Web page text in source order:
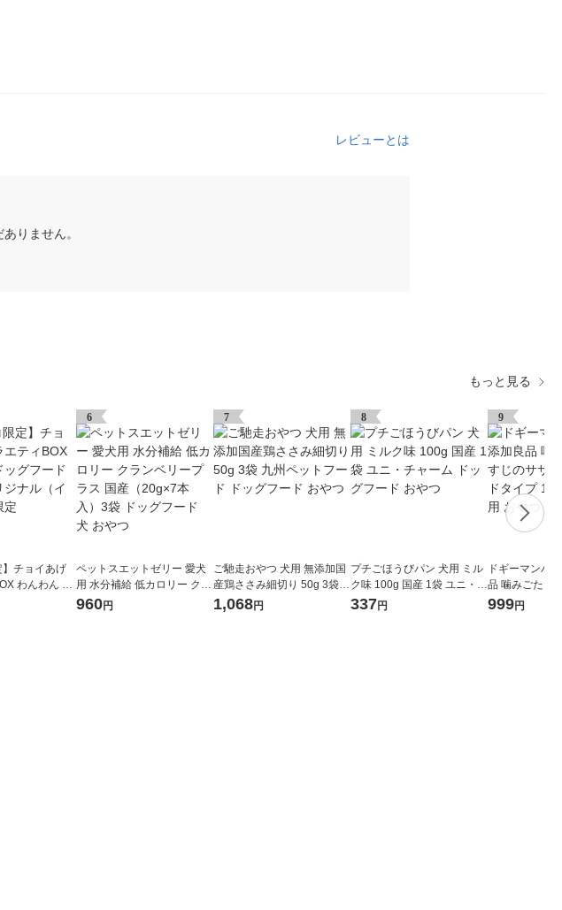
レビューとは
りません。
もっと見る
】チョイあげ
わんわん ド
つ オリジナ
6
ペットスエットゼリー 愛犬
用 水分補給 低カロリー クラ
ンベリープラス 国産（20g×
960円
7
ご馳走おやつ 犬用 無添加国
産鶏ささみ細切り 50g 3袋
九州ペットフード ドッグフ
1,068円
8
プチごほうびパン 犬用 ミル
ク味 100g 国産 1袋 ユニ・チ
ャーム ドッグフード おやつ
337円
9
ドギーマンハ
品 噛みごたえ
ミ巻き ハード
999円